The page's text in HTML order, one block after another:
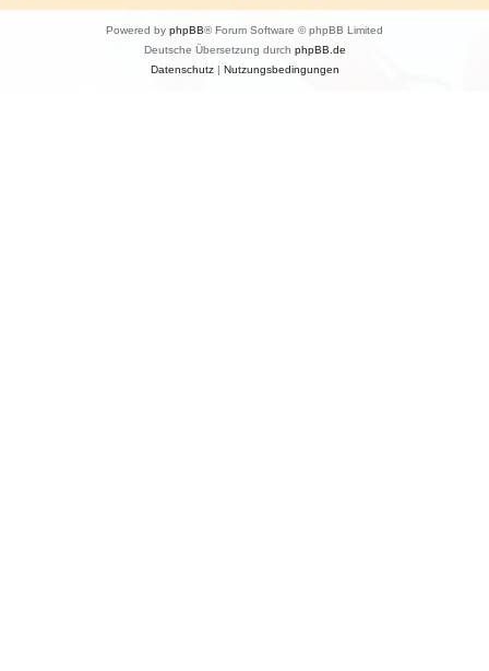
Powered by phpBB® Forum Software © phpBB Limited
Deutsche Übersetzung durch phpBB.de
Datenschutz| Nutzungsbedingungen